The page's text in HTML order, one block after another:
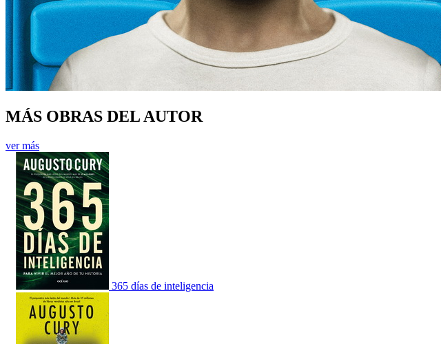
MÁS OBRAS DEL AUTOR
ver más
365 días de inteligencia